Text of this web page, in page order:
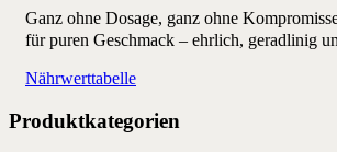
Ganz ohne Dosage, ganz ohne
für puren Geschmack – ehrlich, geradlinig
Nährwerttabelle
Produktkategorien